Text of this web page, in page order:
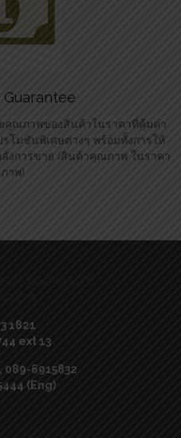
คุณภาพของสินค้าในราคาที่คุ้มค่า
โมชั่นพิเศษต่างๆ พร้อมทั้งการให้
งการขาย (สินค้าคุณภาพ ในราคา
าพ)
1821
ext 13
089-6915832
(Eng)